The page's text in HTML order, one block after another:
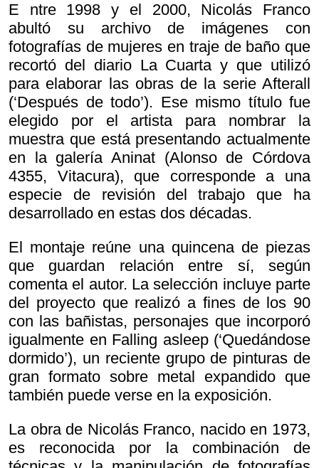
E ntre 1998 y el 2000, Nicolás Franco
abultó su archivo de imágenes con
fotografías de mujeres en traje de baño que
recortó del diario La Cuarta y que utilizó
para elaborar las obras de la serie Afterall
(‘Después de todo’). Ese mismo título fue
elegido por el artista para nombrar la
muestra que está presentando actualmente
en la galería Aninat (Alonso de Córdova
4355, Vitacura), que corresponde a una
especie de revisión del trabajo que ha
desarrollado en estas dos décadas.
El montaje reúne una quincena de piezas
que guardan relación entre sí, según
comenta el autor. La selección incluye parte
del proyecto que realizó a fines de los 90
con las bañistas, personajes que incorporó
igualmente en Falling asleep (‘Quedándose
dormido’), un reciente grupo de pinturas de
gran formato sobre metal expandido que
también puede verse en la exposición.
La obra de Nicolás Franco, nacido en 1973,
es reconocida por la combinación de